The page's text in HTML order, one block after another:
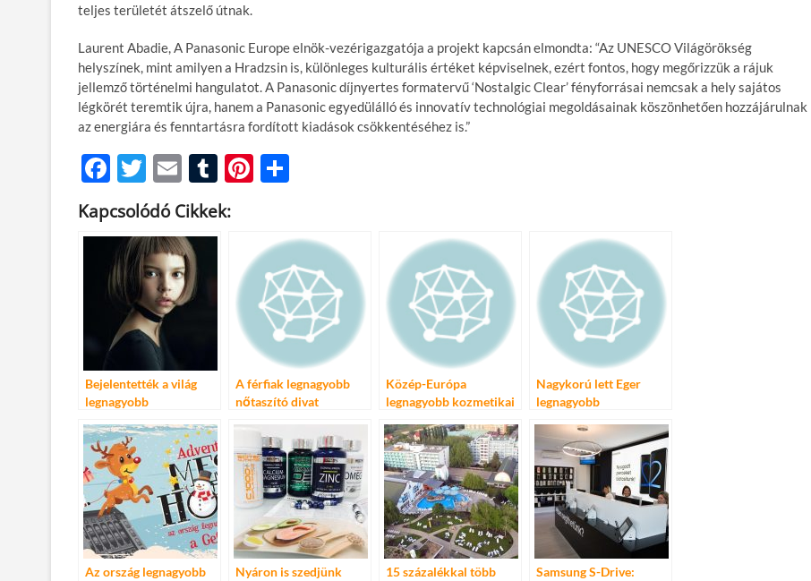
teljes területét átszelő útnak.
Laurent Abadie, A Panasonic Europe elnök-vezérigazgatója a projekt kapcsán elmondta: “Az UNESCO Világörökség
helyszínek, mint amilyen a Hradzsin is, különleges kulturális értéket képviselnek, ezért fontos, hogy megőrizzük a rájuk
jellemző történelmi hangulatot. A Panasonic díjnyertes formatervű ‘Nostalgic Clear’ fényforrásai nemcsak a hely sajátos
légkörét teremtik újra, hanem a Panasonic egyedülálló és innovatív technológiai megoldásainak köszönhetően hozzájárulnak
az energiára és fenntartásra fordított kiadások csökkentéséhez is.”
F
ac
e
b
o
o
k
T
w
itt
er
E
m
ail
T
u
m
Pi
es m
e
g
Kapcsolódó Cikkek:
Bejelentették a világ
legnagyobb
nyerteseit – Sony
World Photography
Awards 2017
A férfiak legnagyobb
nőtaszító divat
Közép-Európa
legnagyobb kozmetikai
Farmec
Nagykorú lett Eger
legnagyobb
fesztiválja – XVIII. Egri
Bikavér Ünnep
Az ország legnagyobb
Nyáron is szedjünk
15 százalékkal több
Samsung S-Drive: